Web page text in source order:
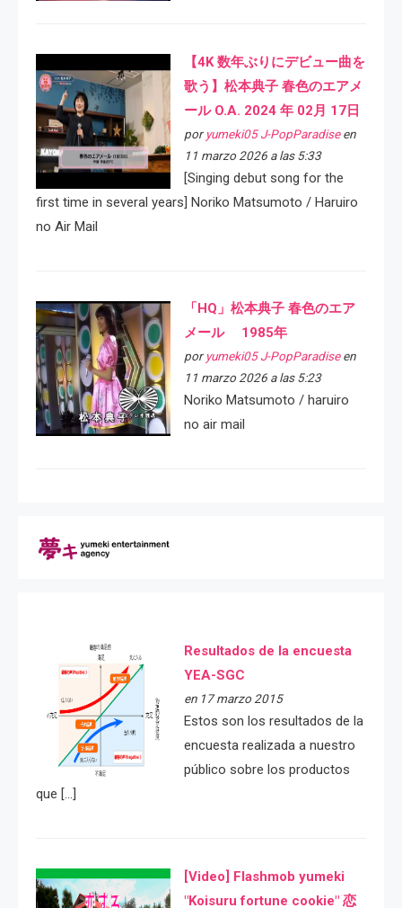
【4K 数年ぶりにデビュー曲を
歌う】松本典子 春色のエアメ
ール O.A. 2024 年 02月 17日
por yumeki05 J-PopParadiseen
11 marzo 2026 a las 5:33
[Singing debut song for the
first time in several years] Noriko Matsumoto / Haruiro
no Air Mail
「HQ」松本典子 春色のエア
メール 1985年
por yumeki05 J-PopParadiseen
11 marzo 2026 a las 5:23
Noriko Matsumoto / haruiro
no air mail
Resultados de la encuesta
YEA-SGC
en 17 marzo 2015
Estos son los resultados de la
encuesta realizada a nuestro
público sobre los productos
que […]
[Video] Flashmob yumeki
"Koisuru fortune cookie" 恋